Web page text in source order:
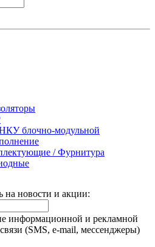
блочно-модульной
/ Фурнитура
на новости и акции:
информационной и рекламной
(SMS, e-mail, мессенджеры)